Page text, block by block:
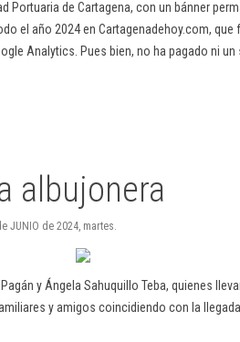
Portuaria de Cartagena, con un bánner
el año 2024 en Cartagenadehoy.com, que
Analytics. Pues bien, no ha pagado ni un
albujonera
JUNIO de 2024, martes.
y Ángela Sahuquillo Teba, quienes
y amigos coincidiendo con la